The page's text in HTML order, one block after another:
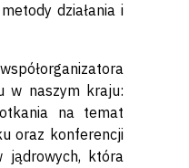
działania i
w naszym kraju:
na temat
oraz konferencji
jądrowych, która